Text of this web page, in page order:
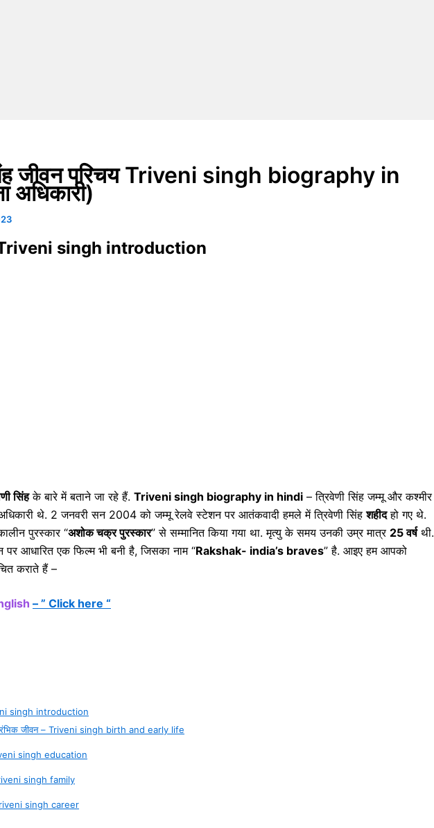
जीवन परिचय Triveni singh biography in
अधिकारी)
– Triveni singh introduction
सिंहके बारे में बताने जा रहे हैं. Triveni singh biography in hindi – त्रिवेणी सिंह जम्मू और कश्मीर
थे. 2 जनवरी सन 2004 को जम्मू रेलवे स्टेशन पर आतंकवादी हमले में त्रिवेणी सिंहशहीदहो गए थे.
पुरस्कार “अशोक चक्र पुरस्कार” से सम्मानित किया गया था. मृत्यु के समय उनकी उम्र मात्र 25 वर्षथी.
पर आधारित एक फिल्म भी बनी है, जिसका नाम “Rakshak- india’s braves” है. आइए हम आपको
कराते हैं –
– ” Click here “
singh introduction
जीवन – Triveni singh birth and early life
singh education
Triveni singh family
singh career